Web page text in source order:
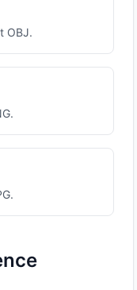
OBJ.